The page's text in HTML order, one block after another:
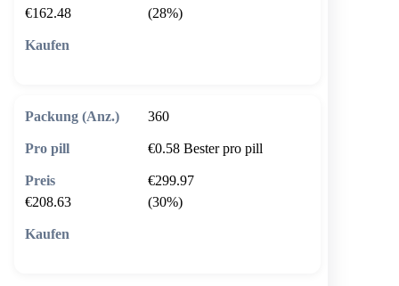
€162.48
(28%)
360
€0.58 Bester pro pill
€299.97
€208.63
(30%)